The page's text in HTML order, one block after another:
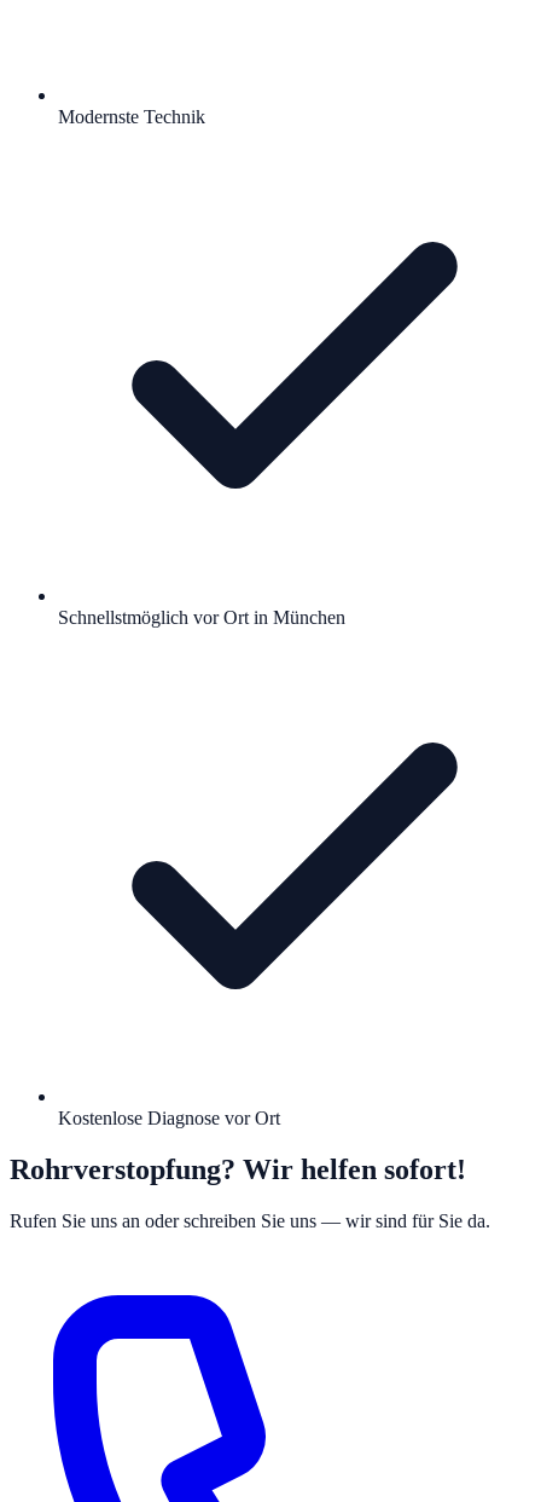
Modernste Technik
Schnellstmöglich vor Ort in München
Kostenlose Diagnose vor Ort
Rohrverstopfung? Wir helfen sofort!
Rufen Sie uns an oder schreiben Sie uns — wir sind für Sie da.